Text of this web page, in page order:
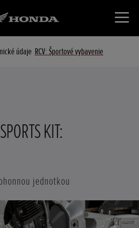
údaje RCV: Športové vybavenie
KIT:
jednotkou